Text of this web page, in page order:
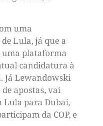
uma
Lula, já que a
plataforma
candidatura à
Já Lewandowski
apostas, vai
Lula para Dubai,
da COP, e